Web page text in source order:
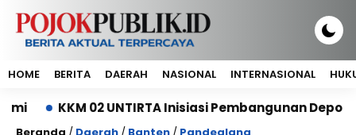
HOME BERITA DAERAH NASIONAL INTERNASIONAL
KKM 02 UNTIRTA Inisiasi Pembangunan Depo